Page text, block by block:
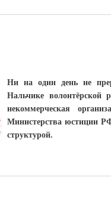
Ни на один день не
Нальчике волонтёрской
некоммерческая
Министерства юстиции
структурой.